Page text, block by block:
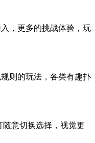
，更多的挑战体验，玩
则的玩法，各类有趣扑
意切换选择，视觉更